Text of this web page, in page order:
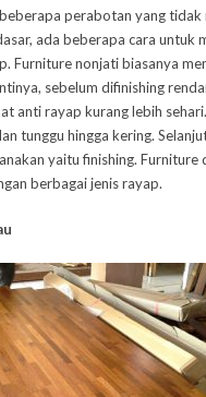
perabotan yang tidak
ada beberapa cara untuk
Furniture nonjati biasanya
sebelum difinishing
anti rayap kurang lebih
tunggu hingga kering.
yaitu finishing. Furniture
berbagai jenis rayap.